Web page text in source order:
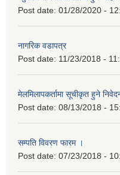
Post date: 01/28/2020 -
नागरिक वडापत्र
Post date: 11/23/2018 -
मेलमिलापकर्तामा सूचीकृत हुने
Post date: 08/13/2018 -
सम्पति विवरण फारम ।
Post date: 07/23/2018 -